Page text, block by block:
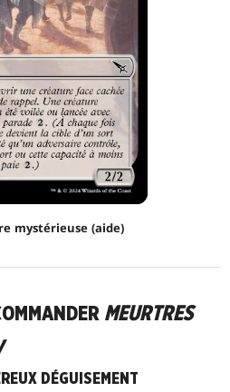
mystérieuse (aide)
MEURTRES
DÉGUISEMENT